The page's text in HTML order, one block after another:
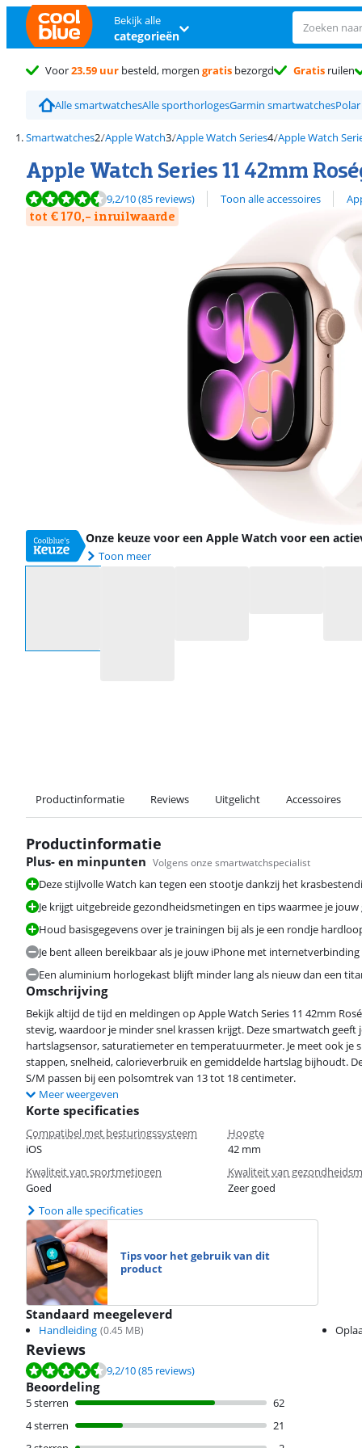
Bekijk alle
categorieën
Voor23.59 uur besteld, morgen gratis bezorgd Gratis ruilen
Alle smartwatchesAlle sporthorlogesGarmin smartwatches
Smartwatches Apple Watch Apple Watch Series Apple Watch
Apple Watch Series 11 42mm
Beoordeling is 9,2 van de 10, gebaseerd op 85 reviews.
9,2/10(85 reviews) Toon alle accessoires
Bekijk alle
tot € 170,- inruilwaarde
Onze keuze voor een Apple Watch voor een
Toon meer
Productinformatie Reviews Uitgelicht Accessoires
Productinformatie
Plus- en minpunten Volgens onze smartwatchspecialist
Deze stijlvolle Watch kan tegen een stootje dankzij het
Je krijgt uitgebreide gezondheidsmetingen en tips waarmee je
Houd basisgegevens over je trainingen bij als je een rondje
Je bent alleen bereikbaar als je jouw iPhone met
Een aluminium horlogekast blijft minder lang als nieuw dan een
Omschrijving
Bekijk altijd de tijd en meldingen op Apple Watch Series 11 42mm
stevig, waardoor je minder snel krassen krijgt. Deze smartwatch geeft
hartslagsensor, saturatiemeter en temperatuurmeter. Je meet ook je
stappen, snelheid, calorieverbruik en gemiddelde hartslag bijhoudt.
S/M passen bij een polsomtrek van 13 tot 18 centimeter.
Meer weergeven
Korte specificaties
Compatibel met besturingssysteem
iOS
Hoogte
42 mm
Kwaliteit van sportmetingen
Goed
Kwaliteit van
Zeer goed
Toon alle specificaties
Tips voor het gebruik van dit
product
Standaard meegeleverd
Handleiding (0.45 MB)
Reviews
Beoordeling is 9,2 van de 10, gebaseerd op 85 reviews.
9,2/10(85 reviews)
Beoordeling
5 sterren
62
4 sterren
21